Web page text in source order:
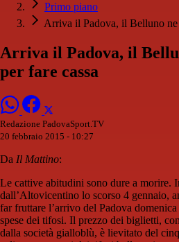
Primo piano
Arriva il Padova, il Belluno ne
Arriva il Padova, il
per fare cassa
Redazione PadovaSport.TV
20 febbraio 2015 - 10:27
Da Il Mattino:
Le cattive abitudini sono dure a morire.
dall’Altovicentino lo scorso 4 gennaio,
far fruttare l’arrivo del Padova domenica
spese dei tifosi. Il prezzo dei biglietti,
dalla società gialloblù, è lievitato del